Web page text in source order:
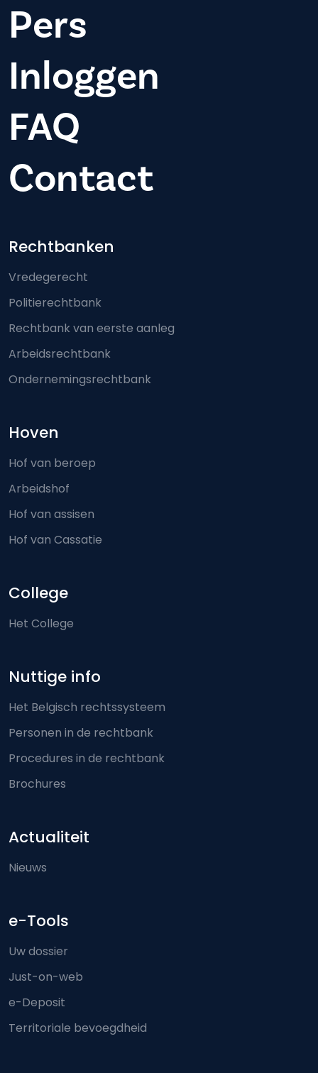
Pers
Inloggen
FAQ
Contact
Footer-menu
Rechtbanken
Vredegerecht
Politierechtbank
Rechtbank van eerste aanleg
Arbeidsrechtbank
Ondernemingsrechtbank
Hoven
Hof van beroep
Arbeidshof
Hof van assisen
Hof van Cassatie
College
Het College
Nuttige info
Het Belgisch rechtssysteem
Personen in de rechtbank
Procedures in de rechtbank
Brochures
Actualiteit
Nieuws
e-Tools
Uw dossier
Just-on-web
e-Deposit
Territoriale bevoegdheid